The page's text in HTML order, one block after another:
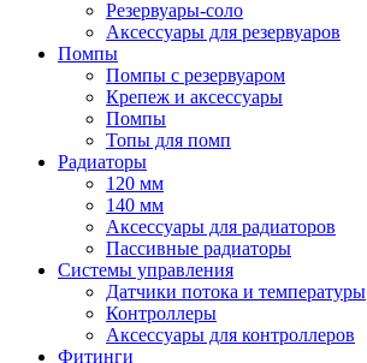
Резервуары-соло
Аксессуары для резервуаров
Помпы
Помпы с резервуаром
Крепеж и аксессуары
Помпы
Топы для помп
Радиаторы
120 мм
140 мм
Аксессуары для радиаторов
Пассивные радиаторы
Системы управления
Датчики потока и температуры
Контроллеры
Аксессуары для контроллеров
Фитинги